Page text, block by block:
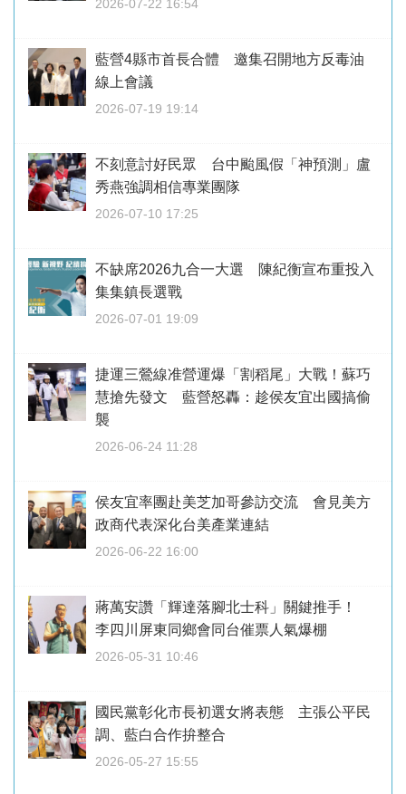
2026-07-22 16:54
藍營4縣市首長合體 邀集召開地方反毒油
線上會議
2026-07-19 19:14
不刻意討好民眾 台中颱風假「神預測」盧
秀燕強調相信專業團隊
2026-07-10 17:25
不缺席2026九合一大選 陳紀衡宣布重投入
集集鎮長選戰
2026-07-01 19:09
捷運三鶯線准營運爆「割稻尾」大戰！蘇巧
慧搶先發文 藍營怒轟：趁侯友宜出國搞偷
襲
2026-06-24 11:28
侯友宜率團赴美芝加哥參訪交流 會見美方
政商代表深化台美產業連結
2026-06-22 16:00
蔣萬安讚「輝達落腳北士科」關鍵推手！
李四川屏東同鄉會同台催票人氣爆棚
2026-05-31 10:46
國民黨彰化市長初選女將表態 主張公平民
調、藍白合作拚整合
2026-05-27 15:55